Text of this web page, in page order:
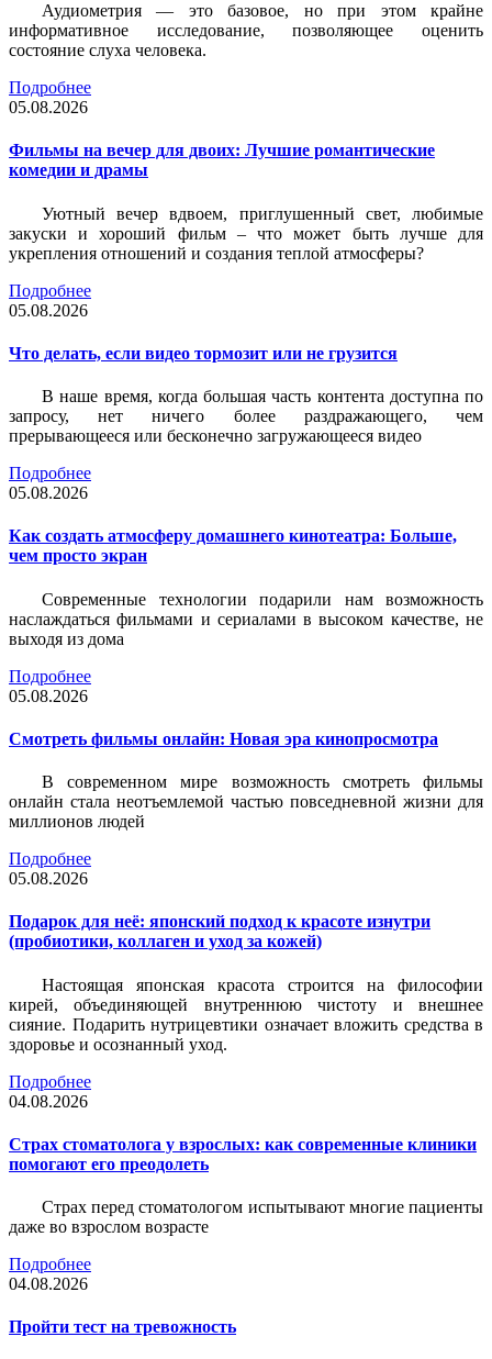
Аудиометрия — это базовое, но при этом крайне
информативное исследование, позволяющее оценить
состояние слуха человека.
Подробнее
05.08.2026
Фильмы на вечер для двоих: Лучшие романтические
комедии и драмы
Уютный вечер вдвоем, приглушенный свет, любимые
закуски и хороший фильм – что может быть лучше для
укрепления отношений и создания теплой атмосферы?
Подробнее
05.08.2026
Что делать, если видео тормозит или не грузится
В наше время, когда большая часть контента доступна по
запросу, нет ничего более раздражающего, чем
прерывающееся или бесконечно загружающееся видео
Подробнее
05.08.2026
Как создать атмосферу домашнего кинотеатра: Больше,
чем просто экран
Современные технологии подарили нам возможность
наслаждаться фильмами и сериалами в высоком качестве, не
выходя из дома
Подробнее
05.08.2026
Смотреть фильмы онлайн: Новая эра кинопросмотра
В современном мире возможность смотреть фильмы
онлайн стала неотъемлемой частью повседневной жизни для
миллионов людей
Подробнее
05.08.2026
Подарок для неё: японский подход к красоте изнутри
(пробиотики, коллаген и уход за кожей)
Настоящая японская красота строится на философии
кирей, объединяющей внутреннюю чистоту и внешнее
сияние. Подарить нутрицевтики означает вложить средства в
здоровье и осознанный уход.
Подробнее
04.08.2026
Страх стоматолога у взрослых: как современные клиники
помогают его преодолеть
Страх перед стоматологом испытывают многие пациенты
даже во взрослом возрасте
Подробнее
04.08.2026
Пройти тест на тревожность